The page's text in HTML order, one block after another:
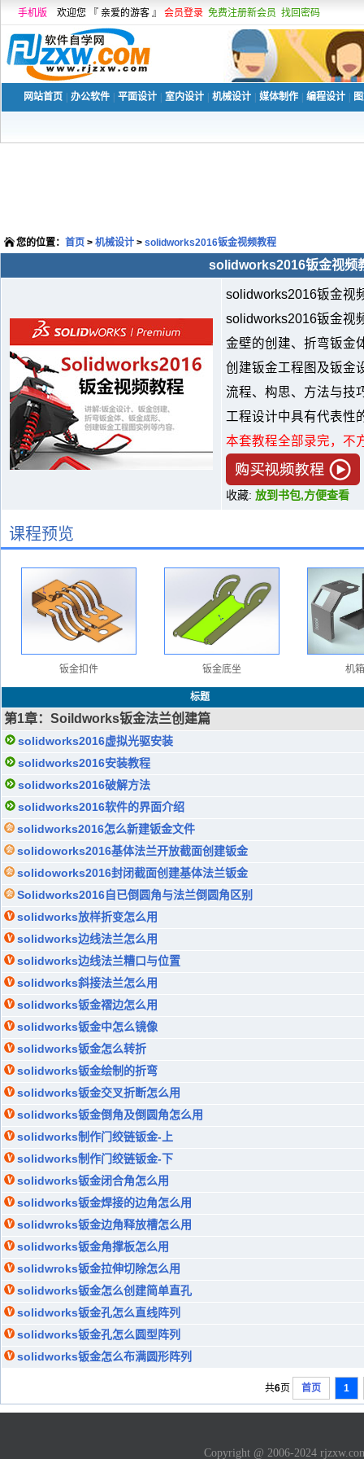
手机版 欢迎您 『 亲爱的游客 』 会员登录 免费注册新会员 找回密码
网站首页 办公软件 平面设计 室内设计 机械设计 媒体制作 编程设计
您的位置： 首页 > 机械设计 > solidworks2016钣金视频教程
solidworks2016钣金视频
solidworks2016钣金视
solidworks2016钣金视
金壁的创建、折弯钣金
创建钣金工程图及钣金
流程、构思、方法与技
工程设计中具有代表性
本套教程全部录完，不
收藏: 放到书包,方便查看
课程预览
钣金扣件 钣金底坐 机
标题
第1章：Soildworks钣金法兰创建篇
solidworks2016虚拟光驱安装
solidworks2016安装教程
solidworks2016破解方法
solidworks2016软件的界面介绍
solidworks2016怎么新建钣金文件
solidoworks2016基体法兰开放截面创建钣金
solidoworks2016封闭截面创建基体法兰钣金
Solidworks2016自已倒圆角与法兰倒圆角区别
solidworks放样折变怎么用
solidworks边线法兰怎么用
solidworks边线法兰糟口与位置
solidworks斜接法兰怎么用
solidworks钣金褶边怎么用
solidworks钣金中怎么镜像
solidworks钣金怎么转折
solidworks钣金绘制的折弯
solidworks钣金交叉折断怎么用
solidworks钣金倒角及倒圆角怎么用
solidworks制作门绞链钣金-上
solidworks制作门绞链钣金-下
solidworks钣金闭合角怎么用
solidworks钣金焊接的边角怎么用
solidwroks钣金边角释放槽怎么用
solidworks钣金角撑板怎么用
solidwroks钣金拉伸切除怎么用
solidworks钣金怎么创建简单直孔
solidworks钣金孔怎么直线阵列
solidworks钣金孔怎么圆型阵列
solidworks钣金怎么布满圆形阵列
共6页 首页 1
Copyright @ 2006-2024